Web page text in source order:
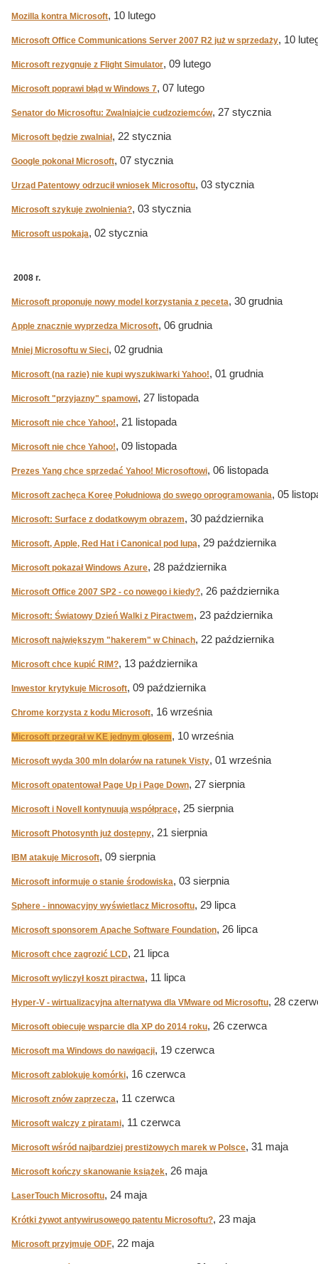
Mozilla kontra Microsoft, 10 lutego
Microsoft Office Communications Server 2007 R2 już w sprzedaży, 10
Microsoft rezygnuje z Flight Simulator, 09 lutego
Microsoft poprawi błąd w Windows 7, 07 lutego
Senator do Microsoftu: Zwalniajcie cudzoziemców, 27 stycznia
Microsoft będzie zwalniał, 22 stycznia
Google pokonał Microsoft, 07 stycznia
Urząd Patentowy odrzucił wniosek Microsoftu, 03 stycznia
Microsoft szykuje zwolnienia?, 03 stycznia
Microsoft uspokaja, 02 stycznia
2008 r.
Microsoft proponuje nowy model korzystania z peceta, 30 grudnia
Apple znacznie wyprzedza Microsoft, 06 grudnia
Mniej Microsoftu w Sieci, 02 grudnia
Microsoft (na razie) nie kupi wyszukiwarki Yahoo!, 01 grudnia
Microsoft "przyjazny" spamowi, 27 listopada
Microsoft nie chce Yahoo!, 21 listopada
Microsoft nie chce Yahoo!, 09 listopada
Prezes Yang chce sprzedać Yahoo! Microsoftowi, 06 listopada
Microsoft zachęca Koreę Południową do swego oprogramowania, 05
Microsoft: Surface z dodatkowym obrazem, 30 października
Microsoft, Apple, Red Hat i Canonical pod lupą, 29 października
Microsoft pokazał Windows Azure, 28 października
Microsoft Office 2007 SP2 - co nowego i kiedy?, 26 października
Microsoft: Światowy Dzień Walki z Piractwem, 23 października
Microsoft największym "hakerem" w Chinach, 22 października
Microsoft chce kupić RIM?, 13 października
Inwestor krytykuje Microsoft, 09 października
Chrome korzysta z kodu Microsoft, 16 września
Microsoft przegrał w KE jednym głosem, 10 września
Microsoft wyda 300 mln dolarów na ratunek Visty, 01 września
Microsoft opatentował Page Up i Page Down, 27 sierpnia
Microsoft i Novell kontynuują współpracę, 25 sierpnia
Microsoft Photosynth już dostępny, 21 sierpnia
IBM atakuje Microsoft, 09 sierpnia
Microsoft informuje o stanie środowiska, 03 sierpnia
Sphere - innowacyjny wyświetlacz Microsoftu, 29 lipca
Microsoft sponsorem Apache Software Foundation, 26 lipca
Microsoft chce zagrozić LCD, 21 lipca
Microsoft wyliczył koszt piractwa, 11 lipca
Hyper-V - wirtualizacyjna alternatywa dla VMware od Microsoftu, 28
Microsoft obiecuje wsparcie dla XP do 2014 roku, 26 czerwca
Microsoft ma Windows do nawigacji, 19 czerwca
Microsoft zablokuje komórki, 16 czerwca
Microsoft znów zaprzecza, 11 czerwca
Microsoft walczy z piratami, 11 czerwca
Microsoft wśród najbardziej prestiżowych marek w Polsce, 31 maja
Microsoft kończy skanowanie książek, 26 maja
LaserTouch Microsoftu, 24 maja
Krótki żywot antywirusowego patentu Microsoftu?, 23 maja
Microsoft przyjmuje ODF, 22 maja